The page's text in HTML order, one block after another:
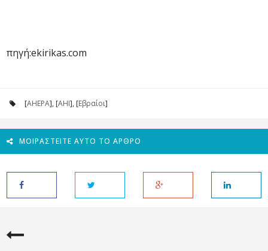
πηγή:ekirikas.com
[AHEPA], [AHI], [Εβραίοι]
ΜΟΙΡΑΣΤΕΊΤΕ ΑΥΤΌ ΤΟ ΆΡΘΡΟ